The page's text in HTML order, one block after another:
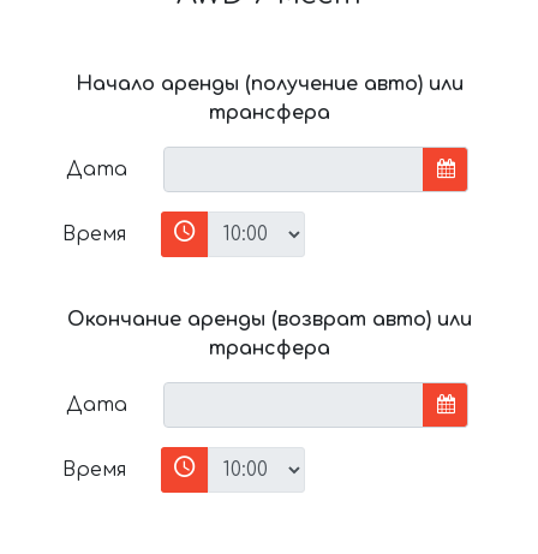
Начало аренды (получение авто) или
трансфера
Дата
Время
Окончание аренды (возврат авто) или
трансфера
Дата
Время